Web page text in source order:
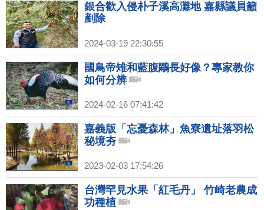
銀合歡入侵朴子溪高灘地 嘉縣議員籲
剷除
2024-03-19 22:30:55
國鳥帝雉和藍腹鷴長好像？專家教你
如何分辨
2024-02-16 07:41:42
嘉義版「忘憂森林」魚寮遺址落羽松
秘境夯
2023-02-03 17:54:26
台灣罕見水果「紅毛丹」 竹崎老農成
功種植